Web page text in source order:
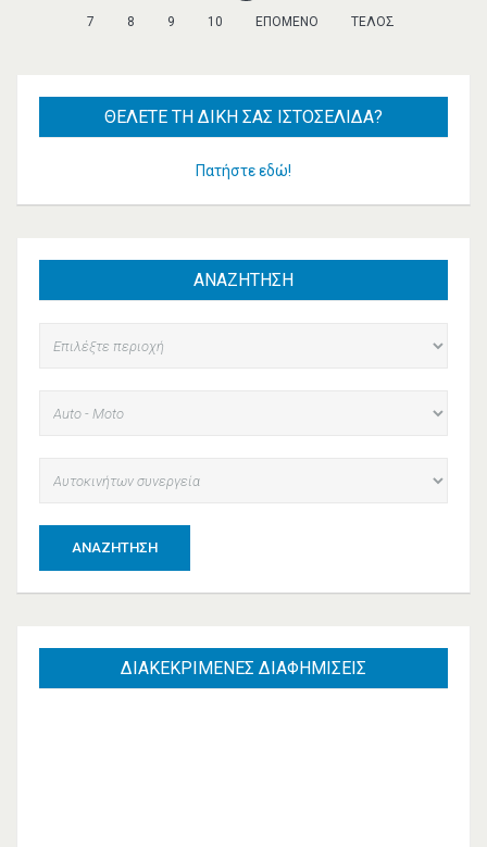
7 8 9 10 ΕΠΌΜΕΝΟ ΤΈΛΟΣ
ΘΈΛΕΤΕ ΤΗ ΔΙΚΉ ΣΑΣ ΙΣΤΟΣΕΛΊΔΑ?
Πατήστε εδώ!
ΑΝΑΖΗΤΗΣΗ
ΑΝΑΖΉΤΗΣΗ
ΔΙΑΚΕΚΡΙΜΕΝΕΣ ΔΙΑΦΗΜΙΣΕΙΣ